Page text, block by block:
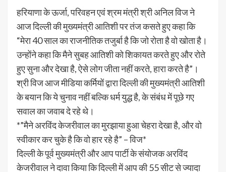
हरियाणा के ऊर्जा, परिवहन एवं श्रम मंत्री श्री अनिल विज ने
आज दिल्ली की मुख्यमंत्री आतिशी पर तंज कसते हुए कहा कि
“मेरा 40 साल का राजनीतिक तजुर्बा है कि जो रोता है वो खोता है।
उन्होंने कहा कि मैने सुबह आतिशी को शिकायत करते हुए और रोते
हुए सुना और देखा है, ऐसे लोग जीता नहीं करते, हारा करते है”।
श्री विज आज मीडिया कर्मियों द्वारा दिल्ली की मुख्यमंत्री आतिशी
के बयान कि ये चुनाव नहीं बल्कि धर्म युद्ध है, के संबंध में पूछे गए
सवाल का जवाब दे रहे थे।
*”मैने अरविंद केजरीवाल का मुरझाया हुआ चेहरा देखा है, और वो
स्वीकार कर चुके है कि वो हार रहे है” – विज*
दिल्ली के पूर्व मुख्यमंत्री और आप पार्टी के संयोजक अरविंद
केजरीवाल ने दावा किया कि दिल्ली में आप की 55 सीट से ज्यादा